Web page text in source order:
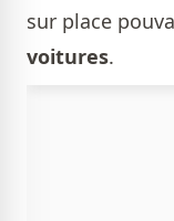
sur place
voitures.